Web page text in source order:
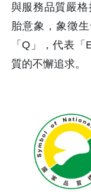
與服務品質嚴
胎意象，象徵
「Q」，代表
質的不懈追求。